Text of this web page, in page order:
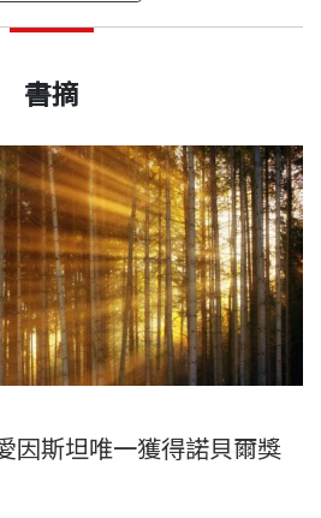
思考的優秀科普書。
在班上，大家輪流看；
書館，多買幾套吧。
，畢業後開始學漫畫，後來從
物理系，是班上年紀最大的學
州立大學科學教育與物理雙主
金山城市學院開始教學生涯，
國物理教師學會頒發的密立根
於他在物理教學專業上的投
令人激賞的教學示範，以及闡
原本不可能喜愛物理的學生，
BWS212
天下文化
平裝
20.5×20.5cm
書摘
因斯坦唯一獲得諾貝爾獎